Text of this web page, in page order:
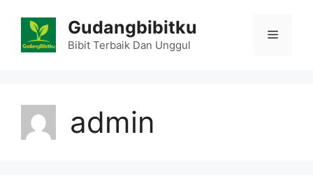
content
Gudangbibitku
Bibit Terbaik Dan Unggul
Menu
admin